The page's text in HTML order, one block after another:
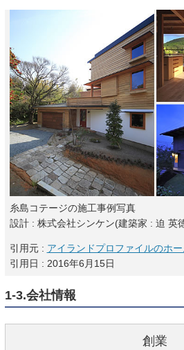
糸島コテージの施工事例写真
設計 : 株式会社シンケン(建築家 : 迫 英
引用元 : アイランドプロファイルのホ
引用日 : 2016年6月15日
1-3.会社情報
創業